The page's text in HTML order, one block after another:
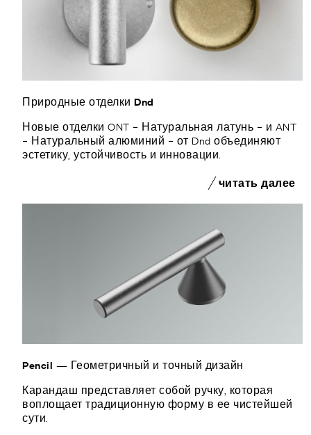
Природные отделки Dnd
Новые отделки ONT – Натуральная латунь – и ANT
– Натуральный алюминий – от Dnd объединяют
эстетику, устойчивость и инновации.
читать далее
Pencil — Геометричный и точный дизайн
Карандаш представляет собой ручку, которая
воплощает традиционную форму в ее чистейшей
сути.